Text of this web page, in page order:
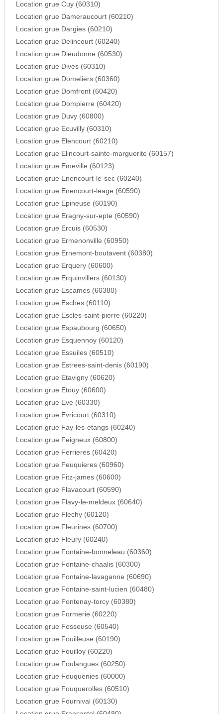
Location grue Cuy (60310)
Location grue Dameraucourt (60210)
Location grue Dargies (60210)
Location grue Delincourt (60240)
Location grue Dieudonne (60530)
Location grue Dives (60310)
Location grue Domeliers (60360)
Location grue Domfront (60420)
Location grue Dompierre (60420)
Location grue Duvy (60800)
Location grue Ecuvilly (60310)
Location grue Elencourt (60210)
Location grue Elincourt-sainte-marguerite (60157)
Location grue Emeville (60123)
Location grue Enencourt-le-sec (60240)
Location grue Enencourt-leage (60590)
Location grue Epineuse (60190)
Location grue Eragny-sur-epte (60590)
Location grue Ercuis (60530)
Location grue Ermenonville (60950)
Location grue Ernemont-boutavent (60380)
Location grue Erquery (60600)
Location grue Erquinvillers (60130)
Location grue Escames (60380)
Location grue Esches (60110)
Location grue Escles-saint-pierre (60220)
Location grue Espaubourg (60650)
Location grue Esquennoy (60120)
Location grue Essuiles (60510)
Location grue Estrees-saint-denis (60190)
Location grue Etavigny (60620)
Location grue Etouy (60600)
Location grue Eve (60330)
Location grue Evricourt (60310)
Location grue Fay-les-etangs (60240)
Location grue Feigneux (60800)
Location grue Ferrieres (60420)
Location grue Feuquieres (60960)
Location grue Fitz-james (60600)
Location grue Flavacourt (60590)
Location grue Flavy-le-meldeux (60640)
Location grue Flechy (60120)
Location grue Fleurines (60700)
Location grue Fleury (60240)
Location grue Fontaine-bonneleau (60360)
Location grue Fontaine-chaalis (60300)
Location grue Fontaine-lavaganne (60690)
Location grue Fontaine-saint-lucien (60480)
Location grue Fontenay-torcy (60380)
Location grue Formerie (60220)
Location grue Fosseuse (60540)
Location grue Fouilleuse (60190)
Location grue Fouilloy (60220)
Location grue Foulangues (60250)
Location grue Fouquenies (60000)
Location grue Fouquerolles (60510)
Location grue Fournival (60130)